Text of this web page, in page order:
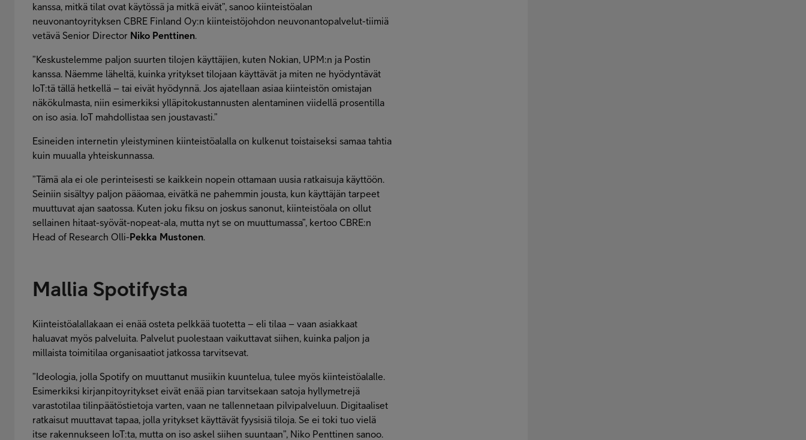
kanssa, mitkä tilat ovat käytössä ja mitkä eivät”, sanoo kiinteistöalan
neuvonantoyrityksen CBRE Finland Oy:n kiinteistöjohdon neuvonantopalvelut-tiimiä
vetävä Senior Director Niko Penttinen
”Keskustelemme paljon suurten tilojen käyttäjien, kuten Nokian, UPM:n ja Postin
kanssa. Näemme läheltä, kuinka yritykset tilojaan käyttävät ja miten ne hyödyntävät
IoT:tä tällä hetkellä – tai eivät hyödynnä. Jos ajatellaan asiaa kiinteistön omistajan
näkökulmasta, niin esimerkiksi ylläpitokustannusten alentaminen viidellä prosentilla
on iso asia. IoT mahdollistaa sen joustavasti.”
Esineiden internetin yleistyminen kiinteistöalalla on kulkenut toistaiseksi samaa tahtia
kuin muualla yhteiskunnassa.
”Tämä ala ei ole perinteisesti se kaikkein nopein ottamaan uusia ratkaisuja käyttöön.
Seiniin sisältyy paljon pääomaa, eivätkä ne pahemmin jousta, kun käyttäjän tarpeet
muuttuvat ajan saatossa. Kuten joku fiksu on joskus sanonut, kiinteistöala on ollut
sellainen hitaat-syövät-nopeat-ala, mutta nyt se on muuttumassa”, kertoo CBRE:n
Head of Research Olli-Pekka Mustonen
Mallia Spotifysta
Kiinteistöalallakaan ei enää osteta pelkkää tuotetta – eli tilaa – vaan asiakkaat
haluavat myös palveluita. Palvelut puolestaan vaikuttavat siihen, kuinka paljon ja
millaista toimitilaa organisaatiot jatkossa tarvitsevat.
”Ideologia, jolla Spotify on muuttanut musiikin kuuntelua, tulee myös kiinteistöalalle.
Esimerkiksi kirjanpitoyritykset eivät enää pian tarvitsekaan satoja hyllymetrejä
varastotilaa tilinpäätöstietoja varten, vaan ne tallennetaan pilvipalveluun. Digitaaliset
ratkaisut muuttavat tapaa, jolla yritykset käyttävät fyysisiä tiloja. Se ei toki tuo vielä
itse rakennukseen IoT:ta, mutta on iso askel siihen suuntaan”, Niko Penttinen sanoo.